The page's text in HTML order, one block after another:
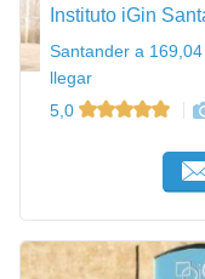
Instituto iGin
Santander a
llegar
5,0